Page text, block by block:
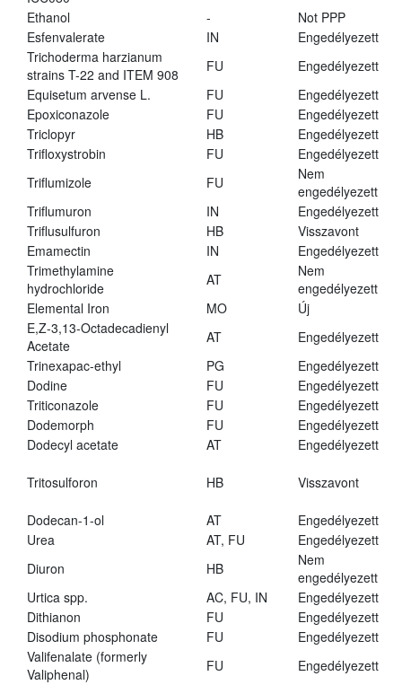
Ethanol -
Not PPP
Esfenvalerate
IN
Engedélyezett
Trichoderma harzianum
strains T-22 and ITEM 908
FU
Engedélyezett
Equisetum arvense L.
FU
Engedélyezett
Epoxiconazole
FU
Engedélyezett
Triclopyr
HB
Engedélyezett
Trifloxystrobin
FU
Engedélyezett
Triflumizole
FU
Nem
engedélyezett
Triflumuron
IN
Engedélyezett
Triflusulfuron
HB
Visszavont
Emamectin
IN
Engedélyezett
Trimethylamine
hydrochloride
AT
Nem
engedélyezett
Elemental Iron
MO
Új
E,Z-3,13-Octadecadienyl
Acetate
AT
Engedélyezett
Trinexapac-ethyl
PG
Engedélyezett
Dodine
FU
Engedélyezett
Triticonazole
FU
Engedélyezett
Dodemorph
FU
Engedélyezett
Dodecyl acetate
AT Engedélyezett
Tritosulforon HB Visszavont
Dodecan-1-ol AT
Engedélyezett
Urea
AT, FU
Engedélyezett
Diuron
HB
Nem
engedélyezett
Urtica spp.
AC, FU, IN
Engedélyezett
Dithianon
FU
Engedélyezett
Disodium phosphonate
FU
Engedélyezett
Valifenalate (formerly
Valiphenal)
FU Engedélyezett